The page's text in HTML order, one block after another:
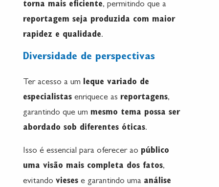
torna mais eficiente, permitindo que a
reportagem seja produzida com maior
rapidez e qualidade.
Diversidade de perspectivas
Ter acesso a um leque variado de
especialistas enriquece as reportagens,
garantindo que um mesmo tema possa ser
abordado sob diferentes óticas.
Isso é essencial para oferecer ao público
uma visão mais completa dos fatos,
evitando vieses e garantindo uma análise